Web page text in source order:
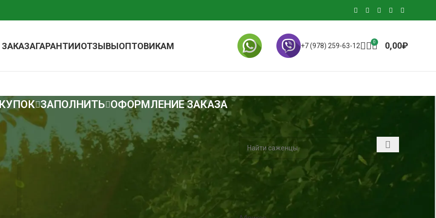
ГАРАНТИИОТЗЫВЫОПТОВИКАМ +7 (978) 259-63-12 0 0,00₽
ЗАПОЛНИТЬ ОФОРМЛЕНИЕ ЗАКАЗА
ИСКАТЬ СРЕДИ САЖЕНЦЕВ
КАТЕГОРИИ ТОВАРОВ